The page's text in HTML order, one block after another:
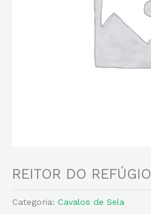
REITOR DO REFÚGIO
Categoria: Cavalos de Sela